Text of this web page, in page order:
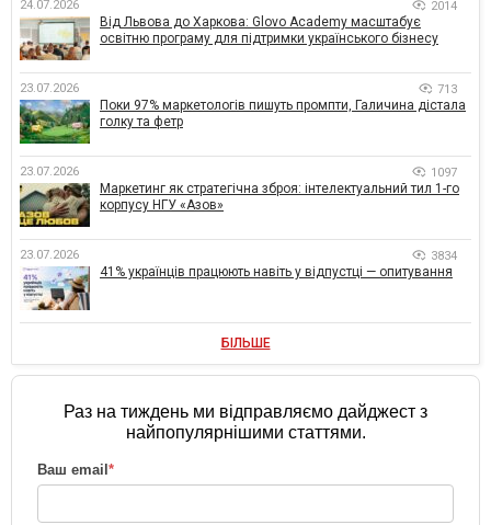
24.07.2026 2014
Від Львова до Харкова: Glovo Academy масштабує
освітню програму для підтримки українського бізнесу
23.07.2026 713
Поки 97% маркетологів пишуть промпти, Галичина дістала
голку та фетр
23.07.2026 1097
Маркетинг як стратегічна зброя: інтелектуальний тил 1-го
корпусу НГУ «Азов»
23.07.2026 3834
41% українців працюють навіть у відпустці — опитування
БІЛЬШЕ
Раз на тиждень ми відправляємо дайджест з
найпопулярнішими статтями.
Ваш email *